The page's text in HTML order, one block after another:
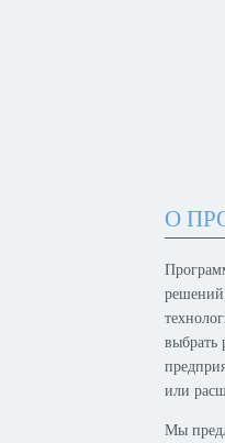
О
выбрать
или
Мы